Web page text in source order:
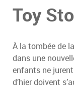
Toy
À la tombée de
dans une
enfants ne
d’hier doivent